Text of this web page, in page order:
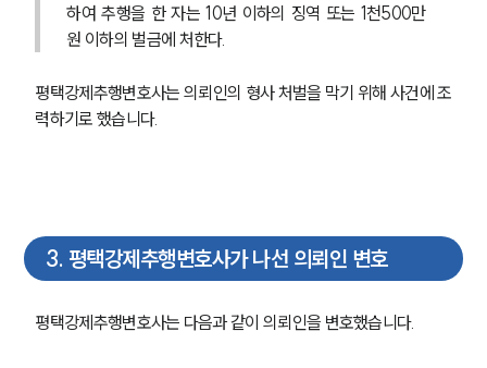
하여 추행을 한 자는 10년 이하의 징역 또는 1천500만
원 이하의 벌금에 처한다.
평택강제추행변호사는 의뢰인의 형사 처벌을 막기 위해 사건에 조
력하기로 했습니다.
3. 평택강제추행변호사가 나선 의뢰인 변호
평택강제추행변호사는 다음과 같이 의뢰인을 변호했습니다.